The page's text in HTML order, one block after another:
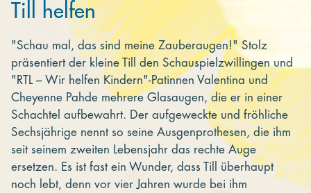
Till helfen
"Schau mal, das sind meine Zauberaugen!" Stolz
präsentiert der kleine Till den Schauspielzwillingen und
"RTL – Wir helfen Kindern"-Patinnen Valentina und
Cheyenne Pahde mehrere Glasaugen, die er in einer
Schachtel aufbewahrt. Der aufgeweckte und fröhliche
Sechsjährige nennt so seine Ausgenprothesen, die ihm
seit seinem zweiten Lebensjahr das rechte Auge
ersetzen. Es ist fast ein Wunder, dass Till überhaupt
noch lebt, denn vor vier Jahren wurde bei ihm